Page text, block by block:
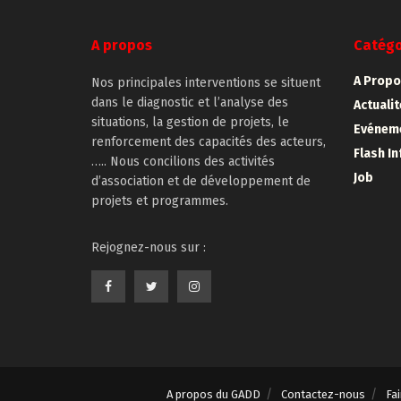
A propos
Nos principales interventions se situent
dans le diagnostic et l’analyse des
situations, la gestion de projets, le
renforcement des capacités des acteurs,
….. Nous concilions des activités
d’association et de développement de
projets et programmes.
Rejognez-nous sur :
A
Flash
Job
A propos du GADD Contactez-nous